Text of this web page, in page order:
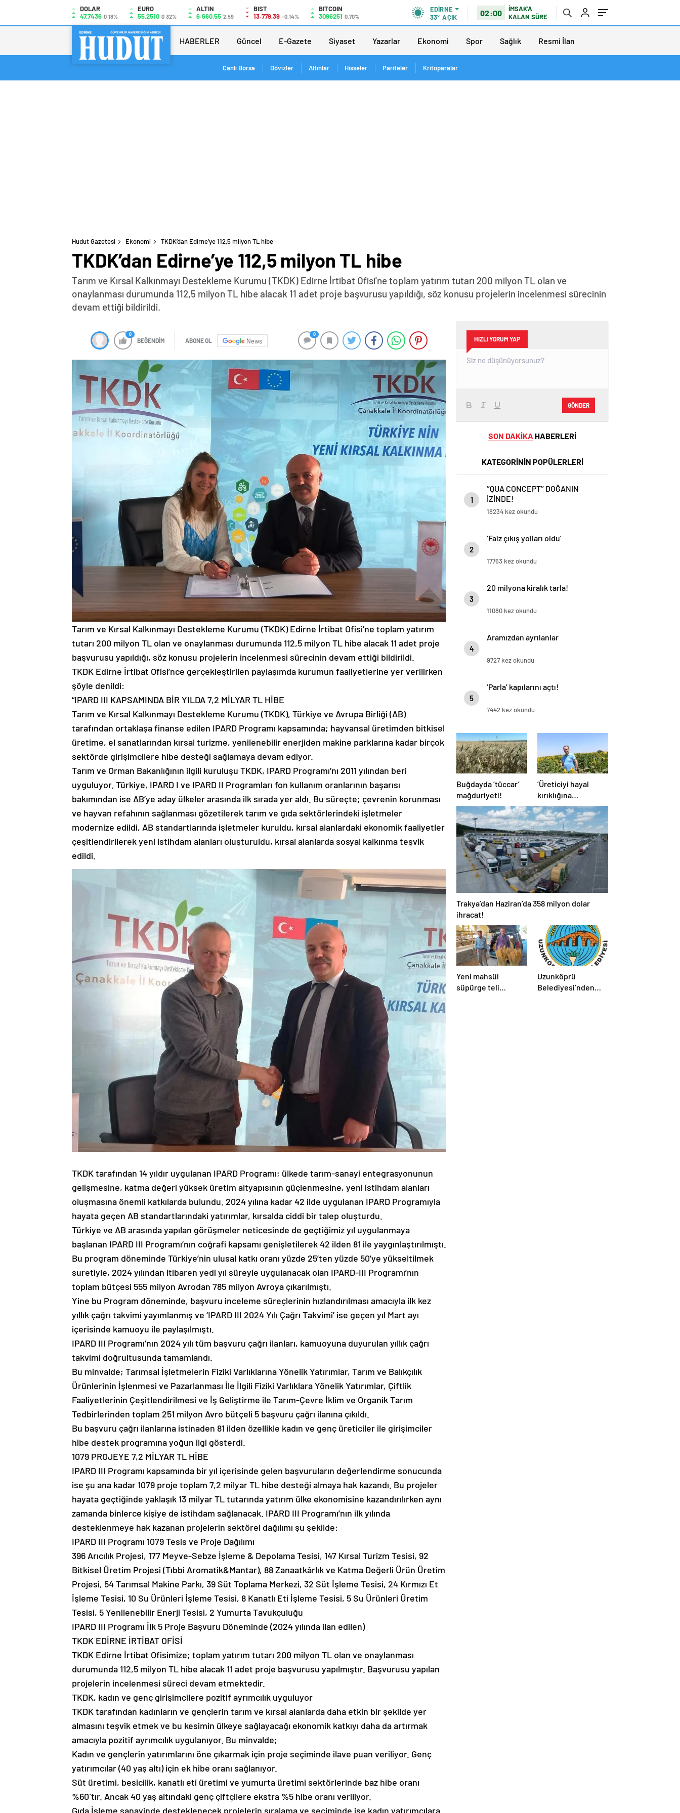
DOLAR
47,7436 0.18%
EURO
55,2510 0.32%
ALTIN
6.660,55 2,59
BIST
13.779,39 -0,14%
BITCOIN
3096251 0,70%
EDIRNE
33° AÇIK 02:00
İMSAK'A
KALAN SÜRE
HABERLER Güncel E-Gazete Siyaset Yazarlar Ekonomi Spor Sağlık Resmi İlan
Canlı Borsa Dövizler Altınlar Hisseler Pariteler Kritoparalar
Hudut Gazetesi Ekonomi TKDK’dan Edirne’ye 112,5 milyon TL hibe
TKDK’dan Edirne’ye 112,5 milyon TL hibe
Tarım ve Kırsal Kalkınmayı Destekleme Kurumu (TKDK) Edirne İrtibat Ofisi'ne toplam yatırım tutarı 200 milyon TL olan ve
onaylanması durumunda 112,5 milyon TL hibe alacak 11 adet proje başvurusu yapıldığı, söz konusu projelerin incelenmesi sürecinin
devam ettiği bildirildi.
0
BEĞENDİM ABONE OL News
0
Tarım ve Kırsal Kalkınmayı Destekleme Kurumu (TKDK) Edirne İrtibat Ofisi’ne toplam yatırım
tutarı 200 milyon TL olan ve onaylanması durumunda 112,5 milyon TL hibe alacak 11 adet proje
başvurusu yapıldığı, söz konusu projelerin incelenmesi sürecinin devam ettiği bildirildi.
TKDK Edirne İrtibat Ofisi’nce gerçekleştirilen paylaşımda kurumun faaliyetlerine yer verilirken
şöyle denildi:
“IPARD III KAPSAMINDA BİR YILDA 7,2 MİLYAR TL HİBE
Tarım ve Kırsal Kalkınmayı Destekleme Kurumu (TKDK), Türkiye ve Avrupa Birliği (AB)
tarafından ortaklaşa finanse edilen IPARD Programı kapsamında; hayvansal üretimden bitkisel
üretime, el sanatlarından kırsal turizme, yenilenebilir enerjiden makine parklarına kadar birçok
sektörde girişimcilere hibe desteği sağlamaya devam ediyor.
Tarım ve Orman Bakanlığının ilgili kuruluşu TKDK, IPARD Programı’nı 2011 yılından beri
uyguluyor. Türkiye, IPARD I ve IPARD II Programları fon kullanım oranlarının başarısı
bakımından ise AB’ye aday ülkeler arasında ilk sırada yer aldı. Bu süreçte; çevrenin korunması
ve hayvan refahının sağlanması gözetilerek tarım ve gıda sektörlerindeki işletmeler
modernize edildi, AB standartlarında işletmeler kuruldu, kırsal alanlardaki ekonomik faaliyetler
çeşitlendirilerek yeni istihdam alanları oluşturuldu, kırsal alanlarda sosyal kalkınma teşvik
edildi.
TKDK tarafından 14 yıldır uygulanan IPARD Programı; ülkede tarım-sanayi entegrasyonunun
gelişmesine, katma değeri yüksek üretim altyapısının güçlenmesine, yeni istihdam alanları
oluşmasına önemli katkılarda bulundu. 2024 yılına kadar 42 ilde uygulanan IPARD Programıyla
hayata geçen AB standartlarındaki yatırımlar, kırsalda ciddi bir talep oluşturdu.
Türkiye ve AB arasında yapılan görüşmeler neticesinde de geçtiğimiz yıl uygulanmaya
başlanan IPARD III Programı’nın coğrafi kapsamı genişletilerek 42 ilden 81 ile yaygınlaştırılmıştı.
Bu program döneminde Türkiye’nin ulusal katkı oranı yüzde 25’ten yüzde 50’ye yükseltilmek
suretiyle, 2024 yılından itibaren yedi yıl süreyle uygulanacak olan IPARD-III Programı’nın
toplam bütçesi 555 milyon Avrodan 785 milyon Avroya çıkarılmıştı.
Yine bu Program döneminde, başvuru inceleme süreçlerinin hızlandırılması amacıyla ilk kez
yıllık çağrı takvimi yayımlanmış ve ‘IPARD III 2024 Yılı Çağrı Takvimi’ ise geçen yıl Mart ayı
içerisinde kamuoyu ile paylaşılmıştı.
IPARD III Programı’nın 2024 yılı tüm başvuru çağrı ilanları, kamuoyuna duyurulan yıllık çağrı
takvimi doğrultusunda tamamlandı.
Bu minvalde; Tarımsal İşletmelerin Fiziki Varlıklarına Yönelik Yatırımlar, Tarım ve Balıkçılık
Ürünlerinin İşlenmesi ve Pazarlanması İle İlgili Fiziki Varlıklara Yönelik Yatırımlar, Çiftlik
Faaliyetlerinin Çeşitlendirilmesi ve İş Geliştirme ile Tarım-Çevre İklim ve Organik Tarım
Tedbirlerinden toplam 251 milyon Avro bütçeli 5 başvuru çağrı ilanına çıkıldı.
Bu başvuru çağrı ilanlarına istinaden 81 ilden özellikle kadın ve genç üreticiler ile girişimciler
hibe destek programına yoğun ilgi gösterdi.
1079 PROJEYE 7,2 MİLYAR TL HİBE
IPARD III Programı kapsamında bir yıl içerisinde gelen başvuruların değerlendirme sonucunda
ise şu ana kadar 1079 proje toplam 7,2 milyar TL hibe desteği almaya hak kazandı. Bu projeler
hayata geçtiğinde yaklaşık 13 milyar TL tutarında yatırım ülke ekonomisine kazandırılırken aynı
zamanda binlerce kişiye de istihdam sağlanacak. IPARD III Programı’nın ilk yılında
desteklenmeye hak kazanan projelerin sektörel dağılımı şu şekilde:
IPARD III Programı 1079 Tesis ve Proje Dağılımı
396 Arıcılık Projesi, 177 Meyve-Sebze İşleme & Depolama Tesisi, 147 Kırsal Turizm Tesisi, 92
Bitkisel Üretim Projesi (Tıbbi Aromatik&Mantar), 88 Zanaatkârlık ve Katma Değerli Ürün Üretim
Projesi, 54 Tarımsal Makine Parkı, 39 Süt Toplama Merkezi, 32 Süt İşleme Tesisi, 24 Kırmızı Et
İşleme Tesisi, 10 Su Ürünleri İşleme Tesisi, 8 Kanatlı Eti İşleme Tesisi, 5 Su Ürünleri Üretim
Tesisi, 5 Yenilenebilir Enerji Tesisi, 2 Yumurta Tavukçuluğu
IPARD III Programı İlk 5 Proje Başvuru Döneminde (2024 yılında ilan edilen)
TKDK EDİRNE İRTİBAT OFİSİ
TKDK Edirne İrtibat Ofisimize; toplam yatırım tutarı 200 milyon TL olan ve onaylanması
durumunda 112,5 milyon TL hibe alacak 11 adet proje başvurusu yapılmıştır. Başvurusu yapılan
projelerin incelenmesi süreci devam etmektedir.
TKDK, kadın ve genç girişimcilere pozitif ayrımcılık uyguluyor
TKDK tarafından kadınların ve gençlerin tarım ve kırsal alanlarda daha etkin bir şekilde yer
almasını teşvik etmek ve bu kesimin ülkeye sağlayacağı ekonomik katkıyı daha da artırmak
amacıyla pozitif ayrımcılık uygulanıyor. Bu minvalde;
Kadın ve gençlerin yatırımlarını öne çıkarmak için proje seçiminde ilave puan veriliyor. Genç
yatırımcılar (40 yaş altı) için ek hibe oranı sağlanıyor.
Süt üretimi, besicilik, kanatlı eti üretimi ve yumurta üretimi sektörlerinde baz hibe oranı
%60`tır. Ancak 40 yaş altındaki genç çiftçilere ekstra %5 hibe oranı veriliyor.
Gıda İşleme sanayinde desteklenecek projelerin sıralama ve seçiminde ise kadın yatırımcılara
HIZLI YORUM YAP
GÖNDER
SON DAKİKA HABERLERİ
KATEGORİNİN POPÜLERLERİ
1
‘’QUA CONCEPT’’ DOĞANIN
İZİNDE!
18234 kez okundu
2
‘Faiz çıkış yolları oldu’
17763 kez okundu
3
20 milyona kiralık tarla!
11080 kez okundu
4
Aramızdan ayrılanlar
9727 kez okundu
5
‘Parla’ kapılarını açtı!
7442 kez okundu
Buğdayda ‘tüccar’
mağduriyeti!
‘Üreticiyi hayal
kırıklığına
uğratmayın’
Trakya’dan Haziran’da 358 milyon dolar
ihracat!
Yeni mahsül
süpürge teli
Uzunköprü
Belediyesi’nden